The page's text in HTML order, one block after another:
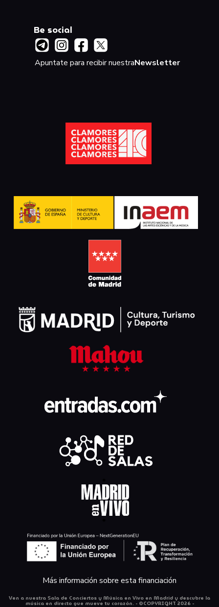
Be social
Apuntate para recibir nuestraNewsletter
Más información sobre esta financiación
Ven a nuestra Sala de Conciertos y Música en Vivo en Madrid y descubre la
música en directo que mueve tu corazón. - ©COPYRIGHT 2026 -